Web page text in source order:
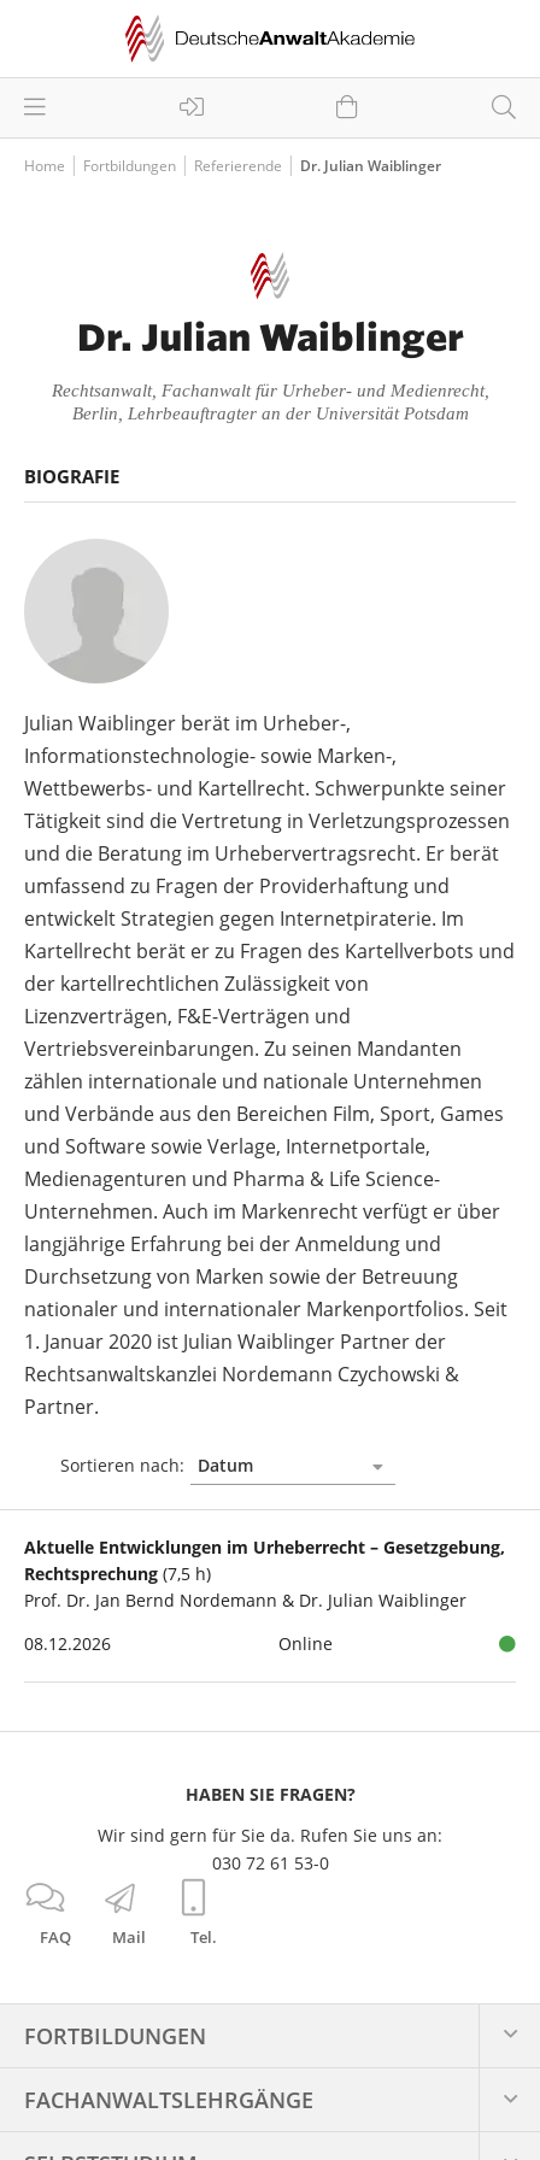
Home Fortbildungen Referierende Dr. Julian Waiblinger
Dr. Julian Waiblinger
Rechtsanwalt, Fachanwalt für Urheber- und Medienrecht,
Berlin, Lehrbeauftragter an der Universität Potsdam
BIOGRAFIE
Julian Waiblinger berät im Urheber-,
Informationstechnologie- sowie Marken-,
Wettbewerbs- und Kartellrecht. Schwerpunkte seiner
Tätigkeit sind die Vertretung in Verletzungsprozessen
und die Beratung im Urhebervertragsrecht. Er berät
umfassend zu Fragen der Providerhaftung und
entwickelt Strategien gegen Internetpiraterie. Im
Kartellrecht berät er zu Fragen des Kartellverbots und
der kartellrechtlichen Zulässigkeit von
Lizenzverträgen, F&E-Verträgen und
Vertriebsvereinbarungen. Zu seinen Mandanten
zählen internationale und nationale Unternehmen
und Verbände aus den Bereichen Film, Sport, Games
und Software sowie Verlage, Internetportale,
Medienagenturen und Pharma & Life Science-
Unternehmen. Auch im Markenrecht verfügt er über
langjährige Erfahrung bei der Anmeldung und
Durchsetzung von Marken sowie der Betreuung
nationaler und internationaler Markenportfolios. Seit
1. Januar 2020 ist Julian Waiblinger Partner der
Rechtsanwaltskanzlei Nordemann Czychowski &
Partner.
Sortieren nach:
Aktuelle Entwicklungen im Urheberrecht – Gesetzgebung,
Rechtsprechung (7,5 h)
Prof. Dr. Jan Bernd Nordemann & Dr. Julian Waiblinger
08.12.2026
Online
FAQ Mail Tel.
HABEN SIE FRAGEN?
Wir sind gern für Sie da. Rufen Sie uns an:
030 72 61 53-0
FORTBILDUNGEN
FACHANWALTS­LEHRGÄNGE